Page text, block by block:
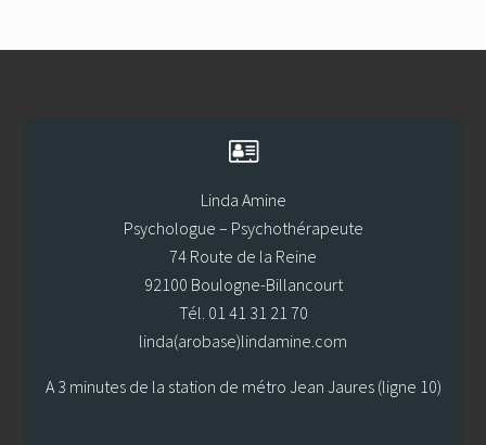
Linda Amine
Psychologue – Psychothérapeute
74 Route de la Reine
92100 Boulogne-Billancourt
Tél. 01 41 31 21 70
linda(arobase)lindamine.com
A 3 minutes de la station de métro Jean Jaures (ligne 10)